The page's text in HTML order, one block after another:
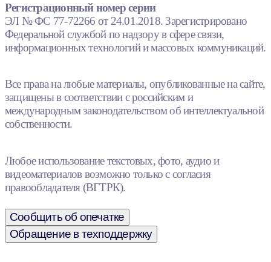
Регистрационный номер серии
ЭЛ № ФС 77-72266 от 24.01.2018. Зарегистрировано
Федеральной службой по надзору в сфере связи,
информационных технологий и массовых коммуникаций.
Все права на любые материалы, опубликованные на сайте,
защищены в соответствии с российским и
международным законодательством об интеллектуальной
собственности.
Любое использование текстовых, фото, аудио и
видеоматериалов возможно только с согласия
правообладателя (ВГТРК).
Сообщить об опечатке
Обращение в техподдержку